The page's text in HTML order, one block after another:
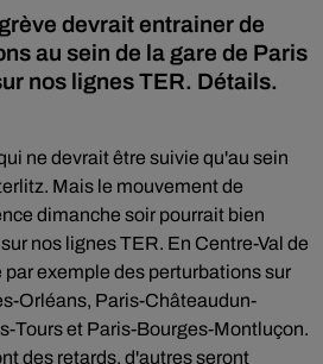
devrait entrainer de
au sein de la gare de Paris
nos lignes TER. Détails.
ne devrait être suivie qu'au sein
Mais le mouvement de
dimanche soir pourrait bien
nos lignes TER. En Centre-Val de
par exemple des perturbations sur
Orléans, Paris-Châteaudun-
Tours et Paris-Bourges-Montluçon.
des retards, d'autres seront